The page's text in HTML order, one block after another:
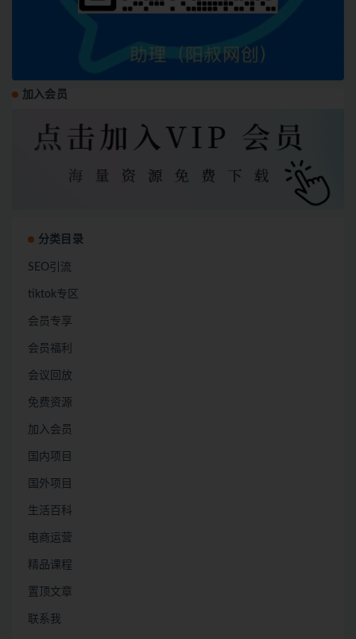
加入会员
分类目录
SEO引流
tiktok专区
会员专享
会员福利
会议回放
免费资源
加入会员
国内项目
国外项目
生活百科
电商运营
精品课程
置顶文章
联系我